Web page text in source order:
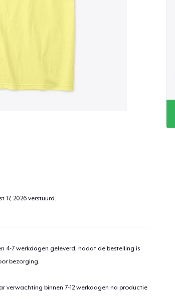
17, 2026verstuurd.
4-7 werkdagen geleverd, nadat de bestelling is
bezorging.
verwachting binnen 7-12 werkdagen na productie